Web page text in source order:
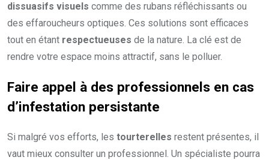
dissuasifs visuels comme des rubans réfléchissants ou
des effaroucheurs optiques. Ces solutions sont efficaces
tout en étant respectueuses de la nature. La clé est de
rendre votre espace moins attractif, sans le polluer.
Faire appel à des professionnels en cas
d’infestation persistante
Si malgré vos efforts, les tourterelles restent présentes, il
vaut mieux consulter un professionnel. Un spécialiste pourra